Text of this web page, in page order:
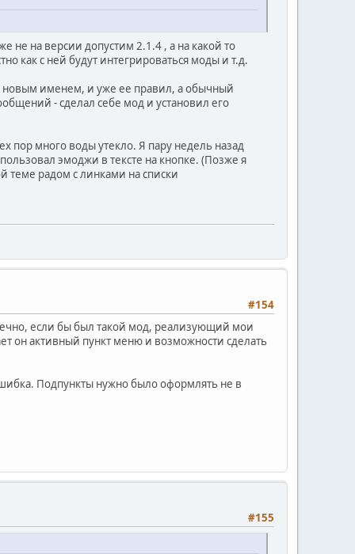
не на версии допустим 2.1.4 , а на какой то
как с ней будут интегрироваться моды и т.д.
новым именем, и уже ее правил, а обычный
- сделал себе мод и установил его
пор много воды утекло. Я пару недель назад
эмоджи в тексте на кнопке. (Позже я
теме радом с линками на списки
#154
если бы был такой мод, реализующий мои
он активный пункт меню и возможности сделать
Подпункты нужно было оформлять не в
#155